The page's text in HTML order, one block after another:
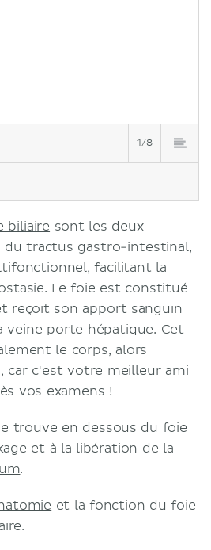
1/8
biliaire sont les deux
du tractus gastro-intestinal,
facilitant la
Le foie est constitué
reçoit son apport sanguin
veine porte hépatique. Cet
le corps, alors
car c'est votre meilleur ami
vos examens !
trouve en dessous du foie
et à la libération de la
.
et la fonction du foie